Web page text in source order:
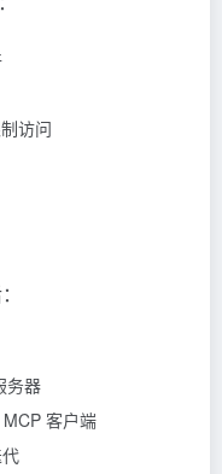
访问
务器
客户端